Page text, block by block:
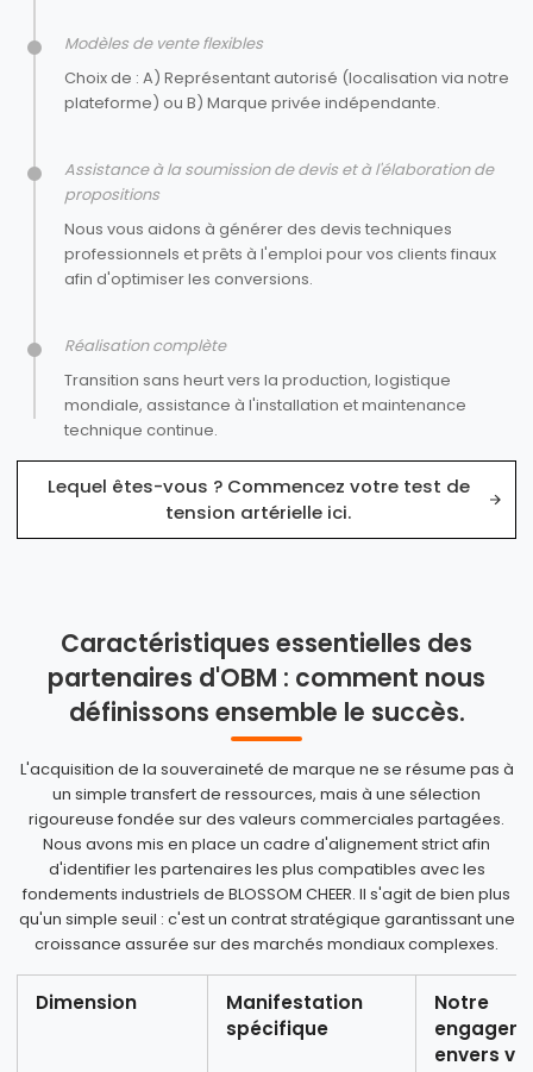
Modèles de vente flexibles
Choix de : A) Représentant autorisé (localisation via notre
plateforme) ou B) Marque privée indépendante.
Assistance à la soumission de devis et à l'élaboration de
propositions
Nous vous aidons à générer des devis techniques
professionnels et prêts à l'emploi pour vos clients finaux
afin d'optimiser les conversions.
Réalisation complète
Transition sans heurt vers la production, logistique
mondiale, assistance à l'installation et maintenance
technique continue.
Lequel êtes-vous ? Commencez votre test de
tension artérielle ici.
Partenariat
stratégique OBM :
Planification
d’entreprise
complète et
évaluation des
risques
Démarrez votre aventure de marque avec
Caractéristiques essentielles des
partenaires d'OBM : comment nous
définissons ensemble le succès.
L'acquisition de la souveraineté de marque ne se résume pas à
un simple transfert de ressources, mais à une sélection
rigoureuse fondée sur des valeurs commerciales partagées.
Nous avons mis en place un cadre d'alignement strict afin
d'identifier les partenaires les plus compatibles avec les
fondements industriels de BLOSSOM CHEER. Il s'agit de bien plus
qu'un simple seuil : c'est un contrat stratégique garantissant une
croissance assurée sur des marchés mondiaux complexes.
Dimension
Manifestation
spécifique
Notre
envers